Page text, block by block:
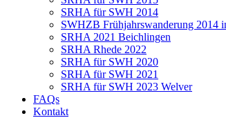
SRHA für SWH 2014
SWHZB Frühjahrswanderung 2014
SRHA 2021 Beichlingen
SRHA Rhede 2022
SRHA für SWH 2020
SRHA für SWH 2021
SRHA für SWH 2023 Welver
FAQs
Kontakt